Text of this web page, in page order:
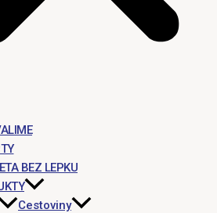
BEZ LEPKU
Cestoviny